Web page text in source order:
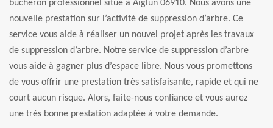
bucheron professionnel situé à Aiglun 06910. Nous avons une
nouvelle prestation sur l’activité de suppression d’arbre. Ce
service vous aide à réaliser un nouvel projet après les travaux
de suppression d’arbre. Notre service de suppression d’arbre
vous aide à gagner plus d’espace libre. Nous vous promettons
de vous offrir une prestation très satisfaisante, rapide et qui ne
court aucun risque. Alors, faite-nous confiance et vous aurez
une très bonne prestation adaptée à votre demande.